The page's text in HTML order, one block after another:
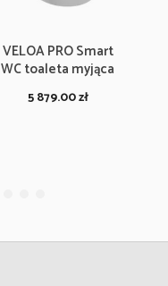
VELOA PRO Smart
WC toaleta myjąca
5 879.00zł